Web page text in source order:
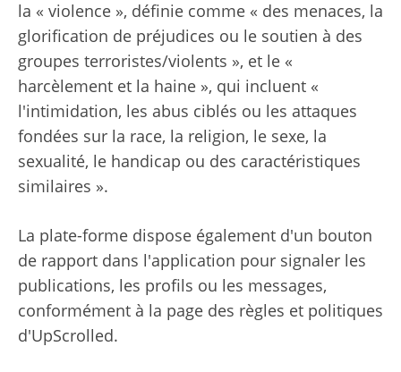
la « violence », définie comme « des menaces, la
glorification de préjudices ou le soutien à des
groupes terroristes/violents », et le «
harcèlement et la haine », qui incluent «
l'intimidation, les abus ciblés ou les attaques
fondées sur la race, la religion, le sexe, la
sexualité, le handicap ou des caractéristiques
similaires ».
La plate-forme dispose également d'un bouton
de rapport dans l'application pour signaler les
publications, les profils ou les messages,
conformément à la page des règles et politiques
d'UpScrolled.